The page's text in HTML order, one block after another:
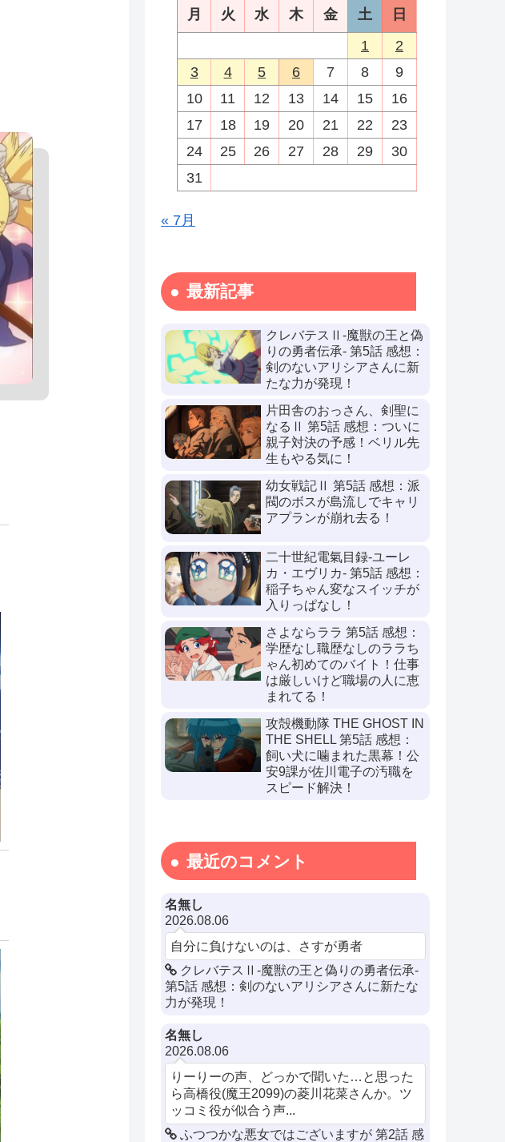
月
火 水 木 金 土
日
1
2
3
4 5 6 7 8
9
10
11 12 13 14 15
16
17
18 19 20 21 22
23
24
25 26 27 28 29
30
31
« 7月
最新記事
クレバテスⅡ-魔獣の王と偽
りの勇者伝承- 第5話 感想：
剣のないアリシアさんに新
たな力が発現！
片田舎のおっさん、剣聖に
なるⅡ 第5話 感想：ついに
親子対決の予感！ベリル先
生もやる気に！
幼女戦記Ⅱ 第5話 感想：派
閥のボスが島流しでキャリ
アプランが崩れ去る！
二十世紀電氣目録-ユーレ
カ・エヴリカ- 第5話 感想：
稲子ちゃん変なスイッチが
入りっぱなし！
さよならララ 第5話 感想：
学歴なし職歴なしのララち
ゃん初めてのバイト！仕事
は厳しいけど職場の人に恵
まれてる！
攻殻機動隊 THE GHOST IN
THE SHELL 第5話 感想：
飼い犬に噛まれた黒幕！公
安9課が佐川電子の汚職を
スピード解決！
最近のコメント
名無し
2026.08.06
自分に負けないのは、さすが勇者
クレバテスⅡ-魔獣の王と偽りの勇者伝承-
第5話 感想：剣のないアリシアさんに新たな
力が発現！
名無し
2026.08.06
りーりーの声、どっかで聞いた…と思った
ら高橋役(魔王2099)の菱川花菜さんか。ツ
ッコミ役が似合う声...
ふつつかな悪女ではございますが 第2話 感